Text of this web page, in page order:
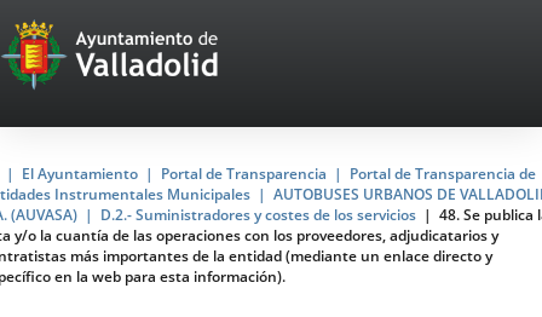
Portal
Web
del
Ayuntamiento
de
Valladolid
El Ayuntamiento Portal de Transparencia
Portal de Transparencia de
Instrumentales Municipales
AUTOBUSES URBANOS DE
(AUVASA)
D.2.- Suministradores y costes de los servicios
48. Se publica
y/o la cuantía de las operaciones con los proveedores, adjudicatarios y
más importantes de la entidad (mediante un enlace directo y
en la web para esta información).